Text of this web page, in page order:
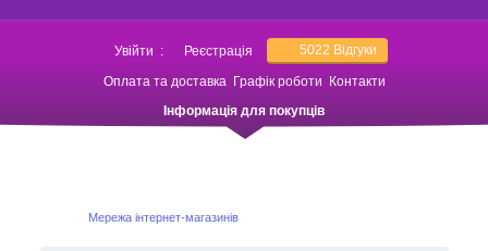
Увійти : Реєстрація 5022 Відгуки
Оплата та доставка Графік роботи
Контакти
Інформація для покупців
Мережа інтернет-магазинів